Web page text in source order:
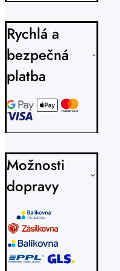
Rychlá a
bezpečná
platba
Možnosti
dopravy